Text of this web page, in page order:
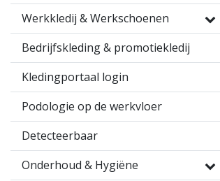
Werkkledij & Werkschoenen
Bedrijfskleding & promotiekledij
Kledingportaal login
Podologie op de werkvloer
Detecteerbaar
Onderhoud & Hygiëne